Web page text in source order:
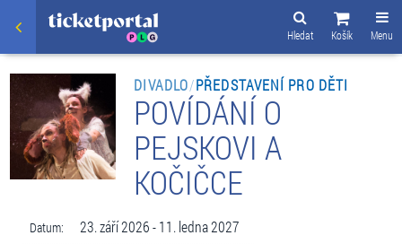
Menu
Košík
Hledat
DIVADLO/PŘEDSTAVENÍ PRO DĚTI
POVÍDÁNÍ O
PEJSKOVI A
KOČIČCE
Datum: 23. září 2026 - 11. ledna 2027